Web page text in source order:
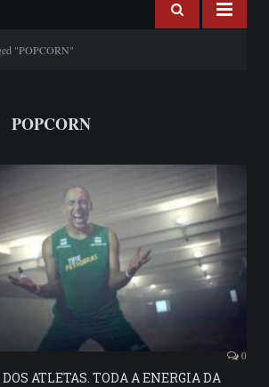
"POPCORN"
POPCORN
0
ATLETAS. TODA A ENERGIA DA